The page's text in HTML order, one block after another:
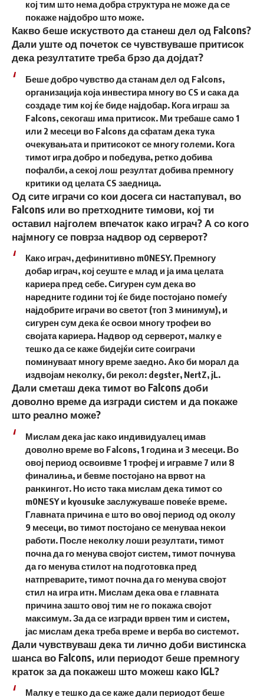
кој тим што нема добра структура не може да се
покаже најдобро што може.
Какво беше искуството да станеш дел од Falcons?
Дали уште од почеток се чувствуваше притисок
дека резултатите треба брзо да дојдат?
Беше добро чувство да станам дел од Falcons,
организација која инвестира многу во CS и сака да
создаде тим кој ќе биде најдобар. Кога играш за
Falcons, секогаш има притисок. Ми требаше само 1
или 2 месеци во Falcons да сфатам дека тука
очекувањата и притисокот се многу големи. Кога
тимот игра добро и победува, ретко добива
пофалби, а секој лош резултат добива премногу
критики од целата CS заедница.
Од сите играчи со кои досега си настапувал, во
Falcons или во претходните тимови, кој ти
оставил најголем впечаток како играч? А со кого
најмногу се поврза надвор од серверот?
Како играч, дефинитивно m0NESY. Премногу
добар играч, кој сеуште е млад и ја има целата
кариера пред себе. Сигурен сум дека во
наредните години тој ќе биде постојано помеѓу
најдобрите играчи во светот (топ 3 минимум), и
сигурен сум дека ќе освои многу трофеи во
својата кариера. Надвор од серверот, малку е
тешко да се каже бидејќи сите соиграчи
поминуваат многу време заедно. Ако би морал да
издвојам неколку, би рекол: degster, NertZ, jL.
Дали сметаш дека тимот во Falcons доби
доволно време да изгради систем и да покаже
што реално може?
Мислам дека јас како индивидуалец имав
доволно време во Falcons, 1 година и 3 месеци. Во
овој период освоивме 1 трофеј и игравме 7 или 8
финалиња, и бевме постојано на врвот на
ранкингот. Но исто така мислам дека тимот со
m0NESY и kyousuke заслужуваше повеќе време.
Главната причина е што во овој период од околу
9 месеци, во тимот постојано се менуваа некои
работи. После неколку лоши резултати, тимот
почна да го менува својот систем, тимот почнува
да го менува стилот на подготовка пред
натпреварите, тимот почна да го менува својот
стил на игра итн. Мислам дека ова е главната
причина зашто овој тим не го покажа својот
максимум. За да се изгради врвен тим и систем,
јас мислам дека треба време и верба во системот.
Дали чувствуваш дека ти лично доби вистинска
шанса во Falcons, или периодот беше премногу
краток за да покажеш што можеш како IGL?
Малку е тешко да се каже дали периодот беше